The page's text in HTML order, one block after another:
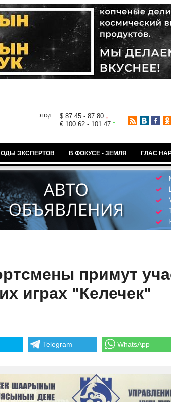
$ 87.45 - 87.80
€ 100.62 - 101.47
ЭКСПЕРТОВ В ФОКУСЕ - ЗЕМЛЯ ГЛАС
примут
играх "Келечек"
Telegram WhatsApp